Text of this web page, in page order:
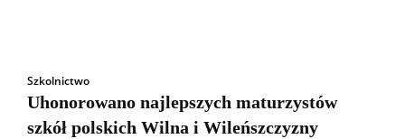
Szkolnictwo
Uhonorowano najlepszych maturzystów
szkół polskich Wilna i Wileńszczyzny